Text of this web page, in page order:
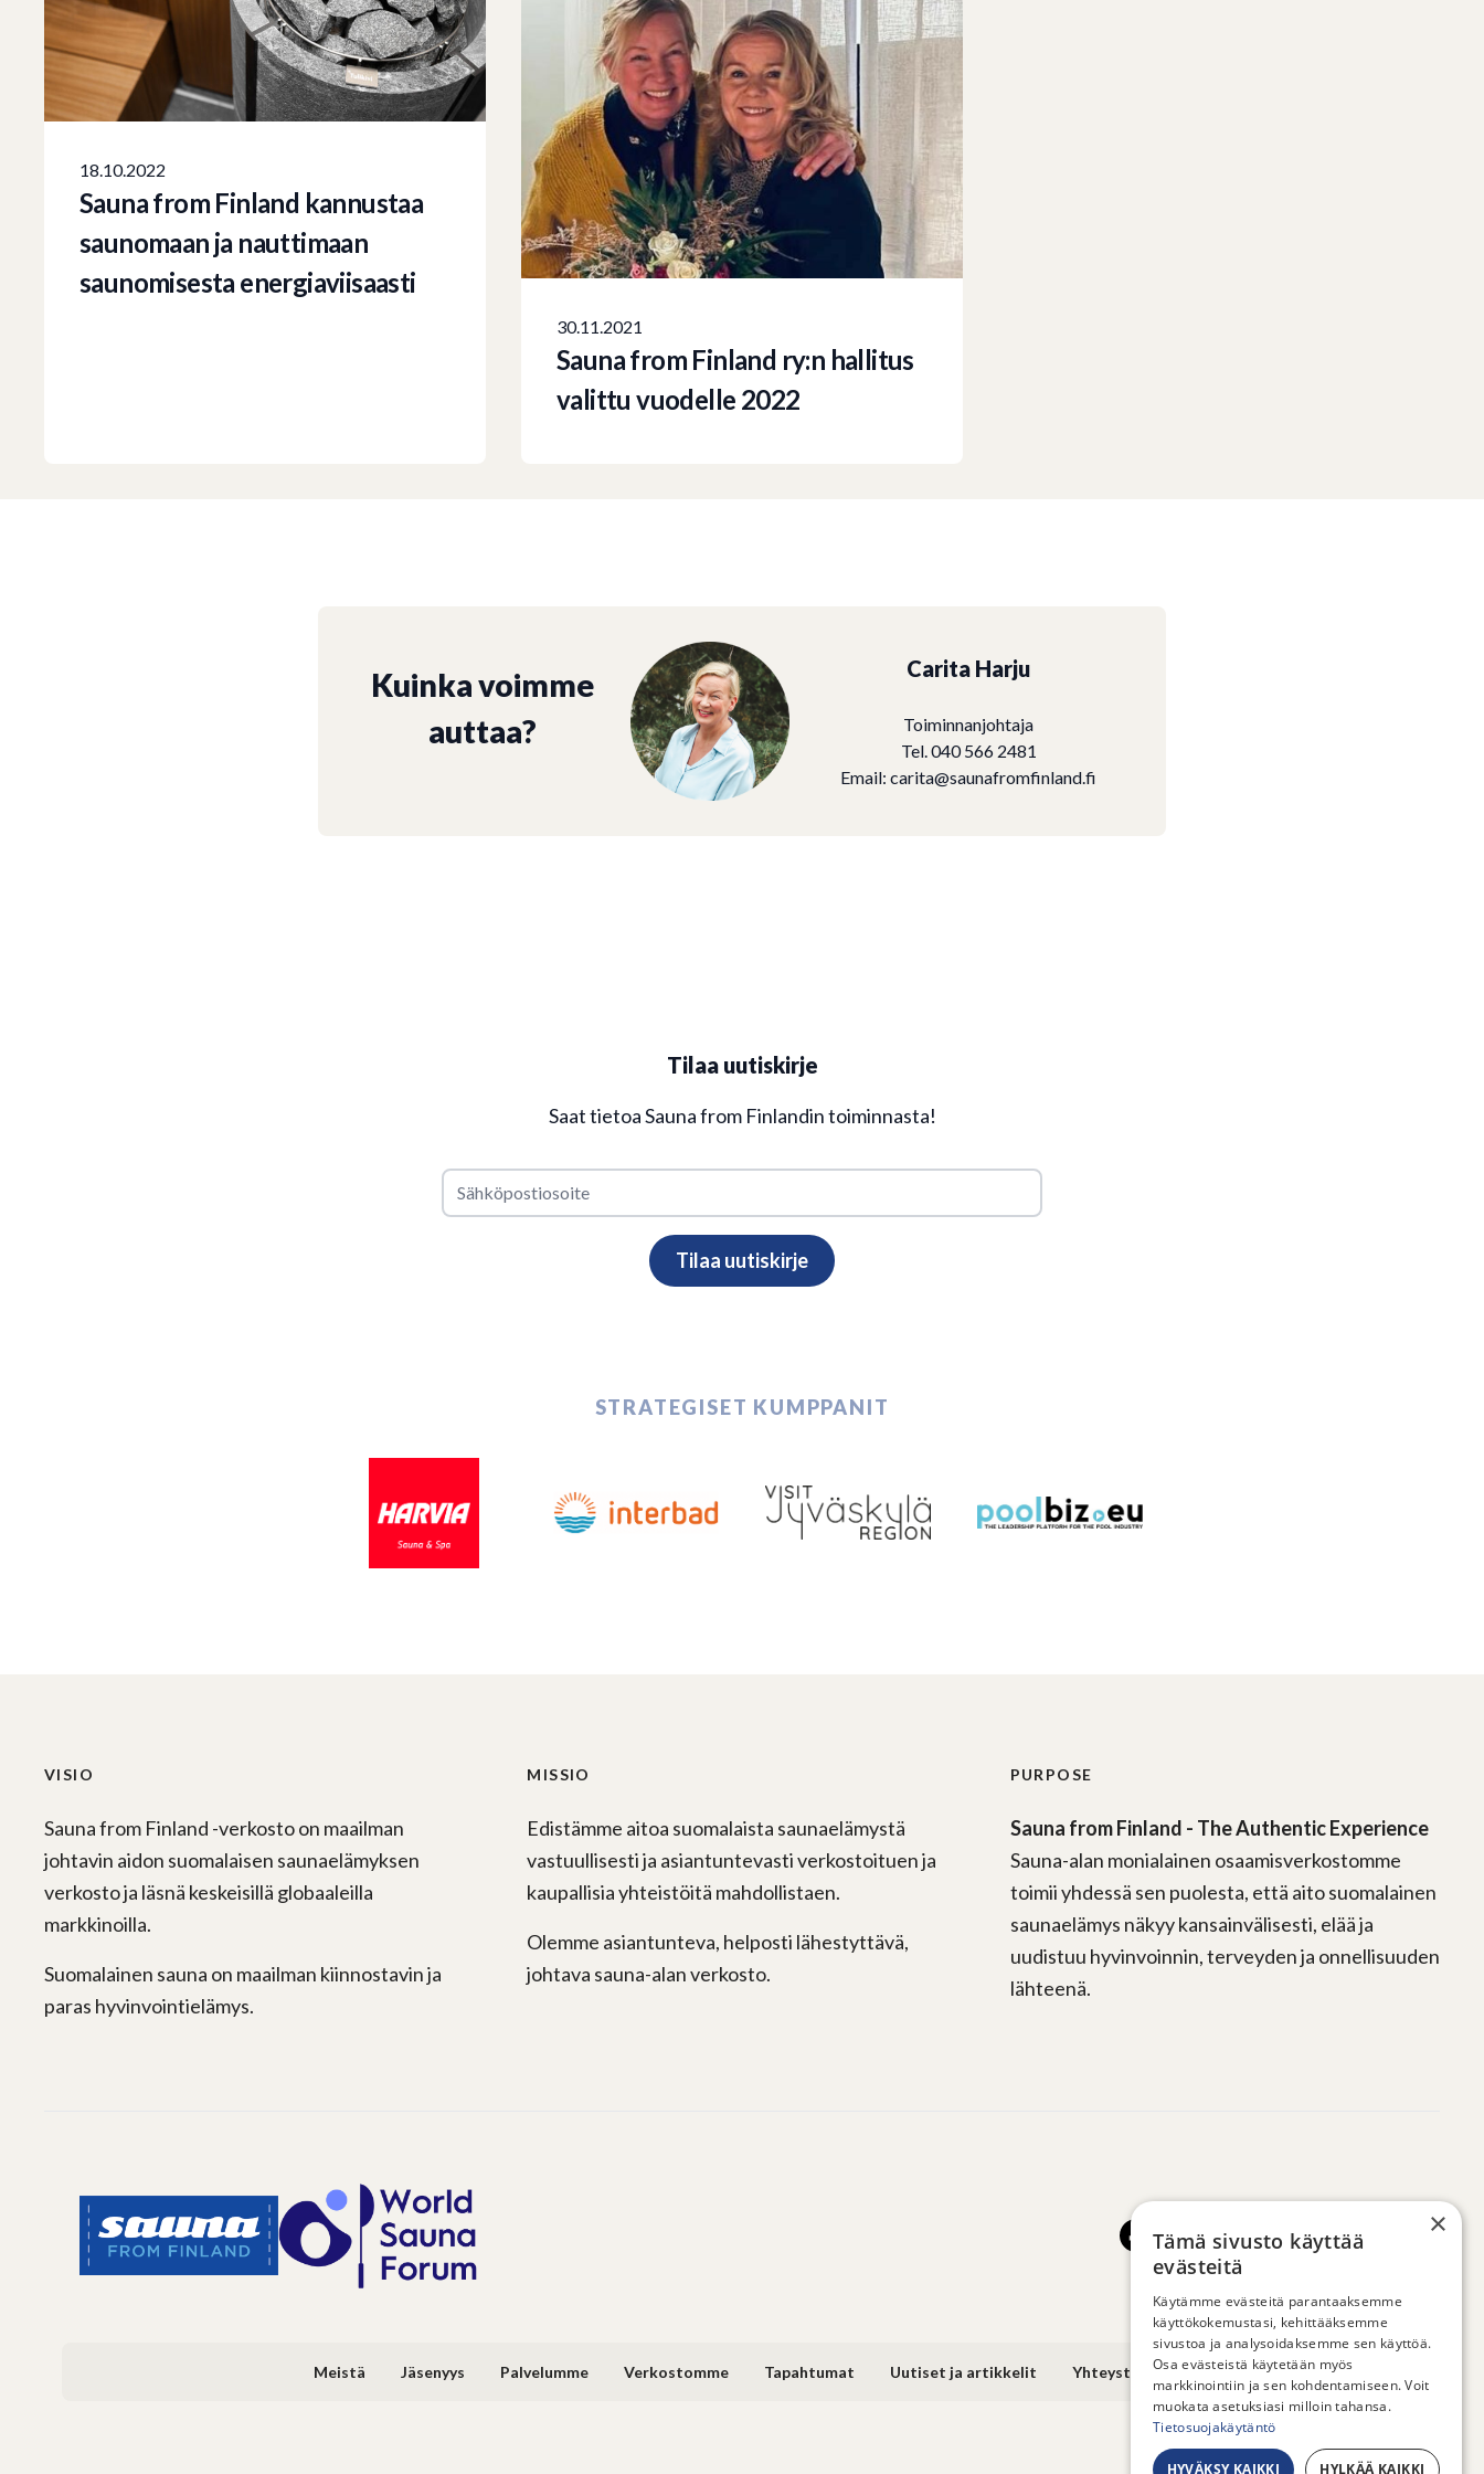
18.10.2022
Sauna from Finland kannustaa
saunomaan ja nauttimaan
saunomisesta energiaviisaasti
30.11.2021
Sauna from Finland ry:n hallitus
valittu vuodelle 2022
Kuinka voimme
auttaa?
Carita Harju
Toiminnanjohtaja
Tel. 040 566 2481
Email:carita@saunafromfinland.fi
Tilaa uutiskirje
Saat tietoa Sauna from Finlandin toiminnasta!
STRATEGISET KUMPPANIT
VISIO
Sauna from Finland -verkosto on maailman
johtavin aidon suomalaisen saunaelämyksen
verkosto ja läsnä keskeisillä globaaleilla
markkinoilla.
Suomalainen sauna on maailman kiinnostavin ja
paras hyvinvointielämys.
MISSIO
Edistämme aitoa suomalaista saunaelämystä
vastuullisesti ja asiantuntevasti verkostoituen ja
kaupallisia yhteistöitä mahdollistaen.
Olemme asiantunteva, helposti lähestyttävä,
johtava sauna-alan verkosto.
PURPOSE
Sauna from Finland - The Authentic Experience
Sauna-alan monialainen osaamisverkostomme
toimii yhdessä sen puolesta, että aito suomalainen
saunaelämys näkyy kansainvälisesti, elää ja
uudistuu hyvinvoinnin, terveyden ja onnellisuuden
lähteenä.
Meistä Jäsenyys Palvelumme Verkostomme Tapahtumat Uutiset ja artikkelit Yhteystiedot
×
Tämä sivusto käyttää
evästeitä
Käytämme evästeitä parantaaksemme
käyttökokemustasi, kehittääksemme
sivustoa ja analysoidaksemme sen käyttöä.
Osa evästeistä käytetään myös
markkinointiin ja sen kohdentamiseen. Voit
muokata asetuksiasi milloin tahansa.
Tietosuojakäytäntö
HYVÄKSY KAIKKI HYLKÄÄ KAIKKI